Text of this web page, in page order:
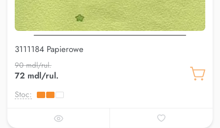
3111184 Papierowe
90 mdl/rul.
72 mdl/rul.
Stoc: